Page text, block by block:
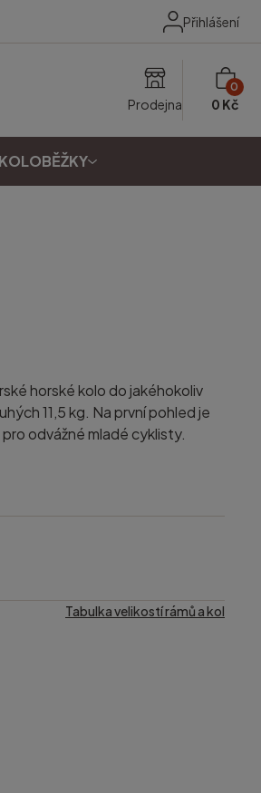
Přihlášení
Prodejna
0
0 Kč
horské kolo do jakéhokoliv
11,5 kg. Na první pohled je
odvážné mladé cyklisty.
Tabulka velikostí rámů a kol